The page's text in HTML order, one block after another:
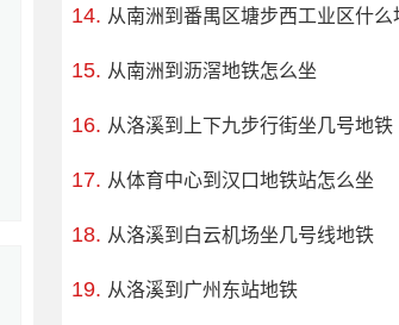
从南洲到番禺区塘步西工业区什么
从南洲到沥滘地铁怎么坐
从洛溪到上下九步行街坐几号地铁
从体育中心到汉口地铁站怎么坐
从洛溪到白云机场坐几号线地铁
从洛溪到广州东站地铁